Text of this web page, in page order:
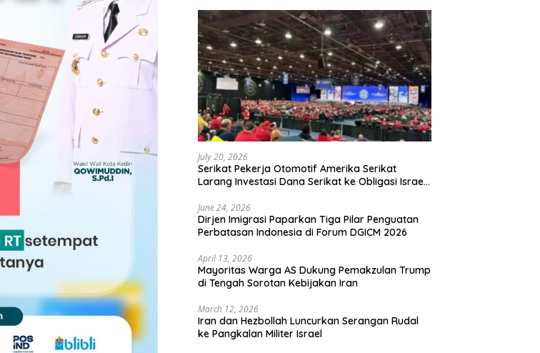
July 20, 2026
Serikat Pekerja Otomotif Amerika Serikat
Larang Investasi Dana Serikat ke Obligasi Israel,
June 24, 2026
Dirjen Imigrasi Paparkan Tiga Pilar Penguatan
Perbatasan Indonesia di Forum DGICM 2026
April 13, 2026
Mayoritas Warga AS Dukung Pemakzulan Trump
di Tengah Sorotan Kebijakan Iran
March 12, 2026
Iran dan Hezbollah Luncurkan Serangan Rudal
ke Pangkalan Militer Israel